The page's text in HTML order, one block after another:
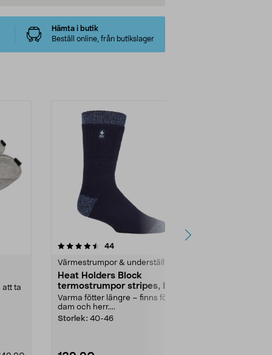
Hämta i butik
Beställ online, från butikslager
att ta
44recensioner
Värmestrumpor & underställ
Heat Holders Block
termostrumpor stripes, blå
Varma fötter längre – finns för
dam och herr....
Storlek: 40-46
4.5av 5 stjärnor